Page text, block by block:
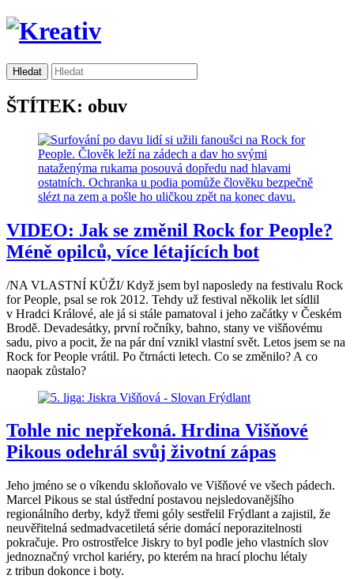
ŠTÍTEK: obuv
VIDEO: Jak se změnil Rock for People?
Méně opilců, více létajících bot
/NA VLASTNÍ KŮŽI/ Když jsem byl naposledy na festivalu Rock
for People, psal se rok 2012. Tehdy už festival několik let sídlil
v Hradci Králové, ale já si stále pamatoval i jeho začátky v Českém
Brodě. Devadesátky, první ročníky, bahno, stany ve višňovému
sadu, pivo a pocit, že na pár dní vznikl vlastní svět. Letos jsem se na
Rock for People vrátil. Po čtrnácti letech. Co se změnilo? A co
naopak zůstalo?
Tohle nic nepřekoná. Hrdina Višňové
Pikous odehrál svůj životní zápas
Jeho jméno se o víkendu skloňovalo ve Višňové ve všech pádech.
Marcel Pikous se stal ústřední postavou nejsledovanějšího
regionálního derby, když třemi góly sestřelil Frýdlant a zajistil, že
neuvěřitelná sedmadvacetiletá série domácí neporazitelnosti
pokračuje. Pro ostrostřelce Jiskry to byl podle jeho vlastních slov
jednoznačný vrchol kariéry, po kterém na hrací plochu létaly
z tribun dokonce i boty.